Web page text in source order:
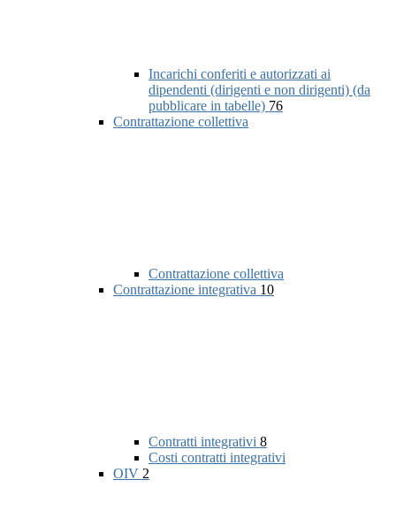
Incarichi conferiti e autorizzati ai
dipendenti (dirigenti e non dirigenti) (da
pubblicare in tabelle) 76
Contrattazione collettiva
Contrattazione collettiva
Contrattazione integrativa 10
Contratti integrativi 8
Costi contratti integrativi
OIV 2